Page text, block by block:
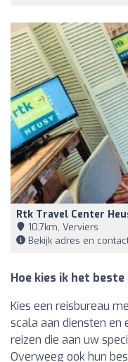
Rtk Travel Center
10,7km, Verviers
Bekijk adres en
Hoe kies ik het
Kies een reisbureau
scala aan diensten en
reizen die aan uw
Overweeg ook hun